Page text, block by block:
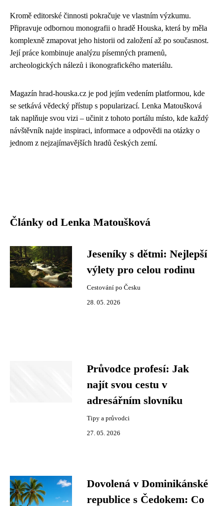
Kromě editorské činnosti pokračuje ve vlastním výzkumu.
Připravuje odbornou monografii o hradě Houska, která by měla
komplexně zmapovat jeho historii od založení až po současnost.
Její práce kombinuje analýzu písemných pramenů,
archeologických nálezů i ikonografického materiálu.
Magazín hrad-houska.cz je pod jejím vedením platformou, kde
se setkává vědecký přístup s popularizací. Lenka Matoušková
tak naplňuje svou vizi – učinit z tohoto portálu místo, kde každý
návštěvník najde inspiraci, informace a odpovědi na otázky o
jednom z nejzajímavějších hradů českých zemí.
Články od Lenka Matoušková
Jeseníky s dětmi: Nejlepší
výlety pro celou rodinu
Cestování po Česku
28. 05. 2026
Průvodce profesí: Jak
najít svou cestu v
adresářním slovníku
Tipy a průvodci
27. 05. 2026
Dovolená v Dominikánské
republice s Čedokem: Co